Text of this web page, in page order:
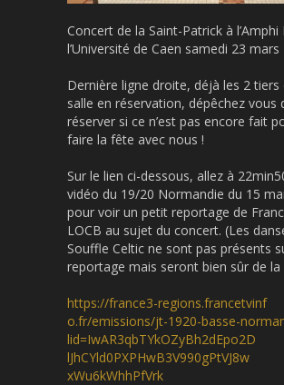
Concert de la Saint-Patrick à l’Amphi
l’Université de Caen samedi 23 mars
Dernière ligne droite, déjà les 2 tiers
salle en réservation, dépêchez vous
réserver si ce n’est pas encore fait
faire la fête avec nous !
Sur le lien ci-dessous, allez à
vidéo du 19/20 Normandie du 15
pour voir un petit reportage de
LOCB au sujet du concert. (Les
Souffle Celtic ne sont pas présents
reportage mais seront bien sûr de la
https://france3-regions.francetvinf
o.fr/emissions/jt-1920-basse-
lid=IwAR3qbTYkOZyBh2dEpo2D
lJhCYld0PXPHwB3V990gPtVJ8w
xWu6kWhhPfVrk